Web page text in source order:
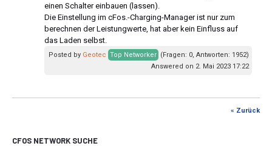
einen Schalter einbauen (lassen).
Die Einstellung im cFos.-Charging-Manager ist nur zum
berechnen der Leistungwerte, hat aber kein Einfluss auf
das Laden selbst.
Posted by Geotec Top Networker (Fragen: 0, Antworten: 1952)
Answered on 2. Mai 2023 17:22
« Zurück
CFOS NETWORK SUCHE